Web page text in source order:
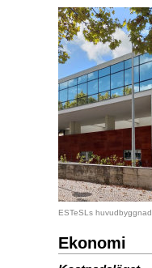
ESTeSLs huvudbyggnad
Ekonomi